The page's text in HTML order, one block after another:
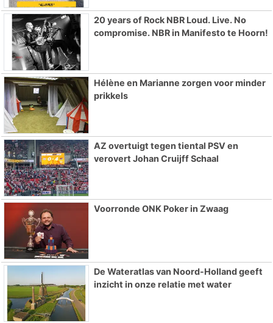
20 years of Rock NBR Loud. Live. No
compromise. NBR in Manifesto te Hoorn!
Hélène en Marianne zorgen voor minder
prikkels
AZ overtuigt tegen tiental PSV en
verovert Johan Cruijff Schaal
Voorronde ONK Poker in Zwaag
De Wateratlas van Noord-Holland geeft
inzicht in onze relatie met water